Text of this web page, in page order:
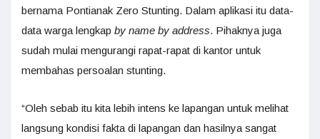
bernama Pontianak Zero Stunting. Dalam aplikasi itu data-
data warga lengkap by name by address. Pihaknya juga
sudah mulai mengurangi rapat-rapat di kantor untuk
membahas persoalan stunting.
“Oleh sebab itu kita lebih intens ke lapangan untuk melihat
langsung kondisi fakta di lapangan dan hasilnya sangat